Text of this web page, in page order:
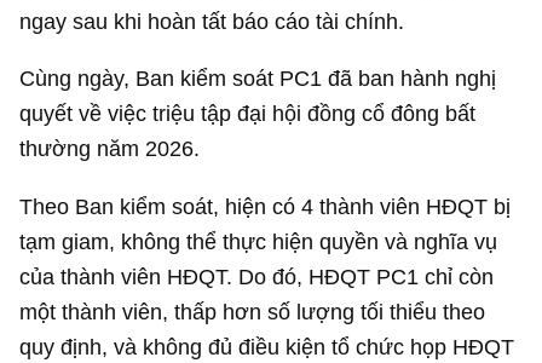
ngay sau khi hoàn tất báo cáo tài chính.
Cùng ngày, Ban kiểm soát PC1 đã ban hành nghị
quyết về việc triệu tập đại hội đồng cổ đông bất
thường năm 2026.
Theo Ban kiểm soát, hiện có 4 thành viên HĐQT bị
tạm giam, không thể thực hiện quyền và nghĩa vụ
của thành viên HĐQT. Do đó, HĐQT PC1 chỉ còn
một thành viên, thấp hơn số lượng tối thiểu theo
quy định, và không đủ điều kiện tổ chức họp HĐQT